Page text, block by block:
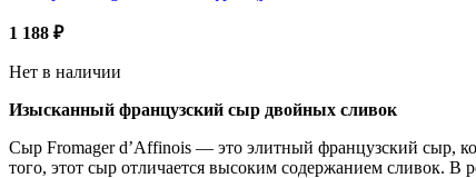
1 188 ₽
Нет в наличии
Изысканный французский сыр двойных сливок
Сыр Fromager d’Affinois — это элитный французский сыр,
того, этот сыр отличается высоким содержанием сливок. В